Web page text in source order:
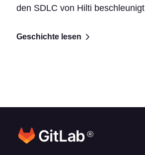
den SDLC von Hilti beschleunigt
Geschichte lesen
®